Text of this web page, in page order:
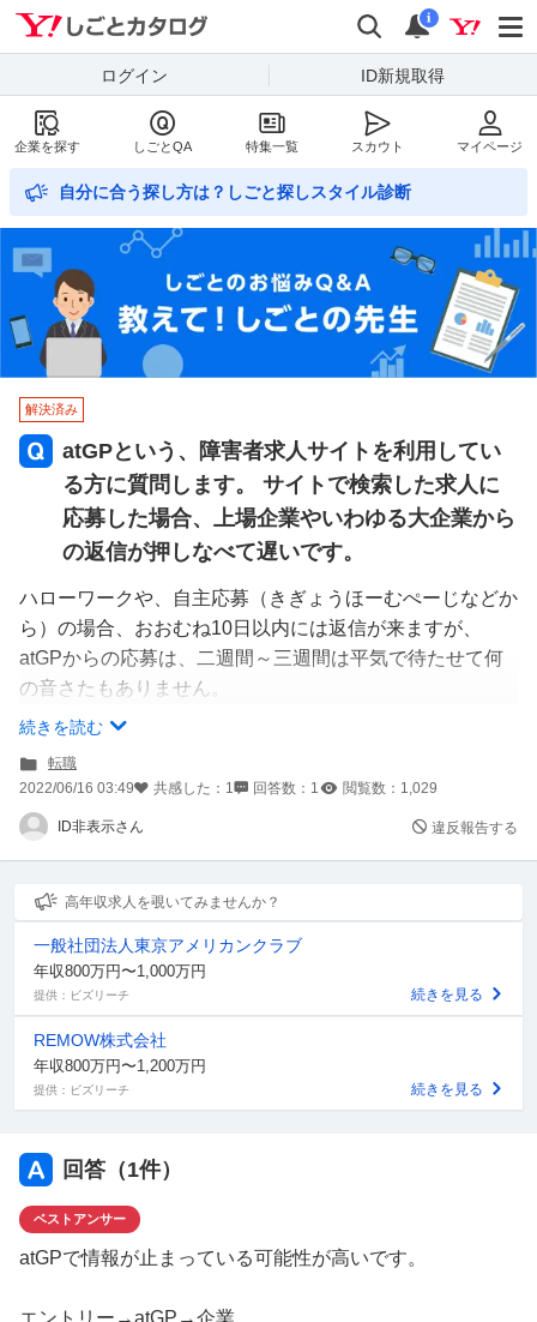
Yahoo!しごとカタログ
検索
通知
i
ログイン ID新規取得
企業を探す しごとQA 特集一覧 スカウト マイページ
自分に合う探し方は？しごと探しスタイル診断
解決済み
atGPという、障害者求人サイトを利用してい
る方に質問します。 サイトで検索した求人に
応募した場合、上場企業やいわゆる大企業から
の返信が押しなべて遅いです。
ハローワークや、自主応募（きぎょうほーむぺーじなどか
ら）の場合、おおむね10日以内には返信が来ますが、
atGPからの応募は、二週間～三週間は平気で待たせて何
の音さたもありません。
下げなのですが、サイトからこういう人の応募がありまし
た、というのに、諾否の返信をすることもできないってど
ういうことなんでしょうか？
お金を払ってるお客様だから、atGPも強く言えずに、ふ
んぞり返っているのですか？
３週間以上待って、atGPから確認してもらっても音沙汰
なしです。
「そんなクソ企業こちらから願い下げなので、その旨お伝
えください」と返信しましたが、その通り伝えてくれてま
い不愉快です。
続きを読む
転職
2022/06/16 03:49
共感した： 1 回答数： 1 閲覧数： 1,029
ID非表示さん 違反報告する
高年収求人を覗いてみませんか？
一般社団法人東京アメリカンクラブ
年収800万円〜1,000万円
提供：ビズリーチ 続きを見る
REMOW株式会社
年収800万円〜1,200万円
提供：ビズリーチ 続きを見る
回答（1件）
ベストアンサー
atGPで情報が止まっている可能性が高いです。